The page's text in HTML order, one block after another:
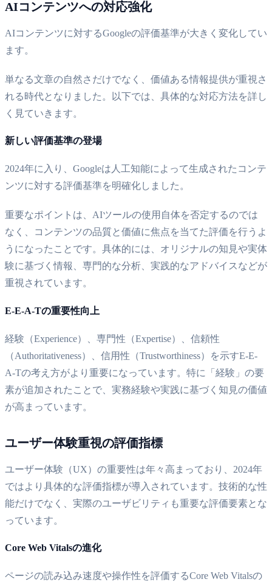
AIコンテンツへの対応強化
AIコンテンツに対するGoogleの評価基準が大きく変化してい
ます。
単なる文章の自然さだけでなく、価値ある情報提供が重視さ
れる時代となりました。以下では、具体的な対応方法を詳し
く見ていきます。
新しい評価基準の登場
2024年に入り、Googleは人工知能によって生成されたコンテ
ンツに対する評価基準を明確化しました。
重要なポイントは、AIツールの使用自体を否定するのでは
なく、コンテンツの品質と価値に焦点を当てた評価を行うよ
うになったことです。具体的には、オリジナルの知見や実体
験に基づく情報、専門的な分析、実践的なアドバイスなどが
重視されています。
E-E-A-Tの重要性向上
経験（Experience）、専門性（Expertise）、信頼性
（Authoritativeness）、信用性（Trustworthiness）を示すE-E-
A-Tの考え方がより重要になっています。特に「経験」の要
素が追加されたことで、実務経験や実践に基づく知見の価値
が高まっています。
ユーザー体験重視の評価指標
ユーザー体験（UX）の重要性は年々高まっており、2024年
ではより具体的な評価指標が導入されています。技術的な性
能だけでなく、実際のユーザビリティも重要な評価要素とな
っています。
Core Web Vitalsの進化
ページの読み込み速度や操作性を評価するCore Web Vitalsの